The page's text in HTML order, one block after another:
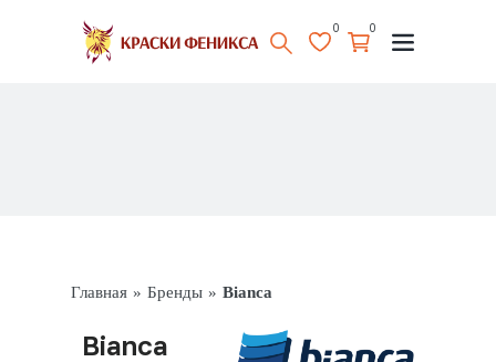
0
0
Главная » Бренды » Bianca
Bianca